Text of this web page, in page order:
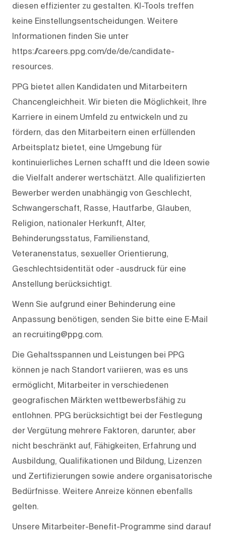
diesen effizienter zu gestalten. KI-Tools treffen
keine Einstellungsentscheidungen. Weitere
Informationen finden Sie unter
https://careers.ppg.com/de/de/candidate-
resources.
PPG bietet allen Kandidaten und Mitarbeitern
Chancengleichheit. Wir bieten die Möglichkeit, Ihre
Karriere in einem Umfeld zu entwickeln und zu
fördern, das den Mitarbeitern einen erfüllenden
Arbeitsplatz bietet, eine Umgebung für
kontinuierliches Lernen schafft und die Ideen sowie
die Vielfalt anderer wertschätzt. Alle qualifizierten
Bewerber werden unabhängig von Geschlecht,
Schwangerschaft, Rasse, Hautfarbe, Glauben,
Religion, nationaler Herkunft, Alter,
Behinderungsstatus, Familienstand,
Veteranenstatus, sexueller Orientierung,
Geschlechtsidentität oder -ausdruck für eine
Anstellung berücksichtigt.
Wenn Sie aufgrund einer Behinderung eine
Anpassung benötigen, senden Sie bitte eine E‑Mail
an recruiting@ppg.com.
Die Gehaltsspannen und Leistungen bei PPG
können je nach Standort variieren, was es uns
ermöglicht, Mitarbeiter in verschiedenen
geografischen Märkten wettbewerbsfähig zu
entlohnen. PPG berücksichtigt bei der Festlegung
der Vergütung mehrere Faktoren, darunter, aber
nicht beschränkt auf, Fähigkeiten, Erfahrung und
Ausbildung, Qualifikationen und Bildung, Lizenzen
und Zertifizierungen sowie andere organisatorische
Bedürfnisse. Weitere Anreize können ebenfalls
gelten.
Unsere Mitarbeiter-Benefit-Programme sind darauf